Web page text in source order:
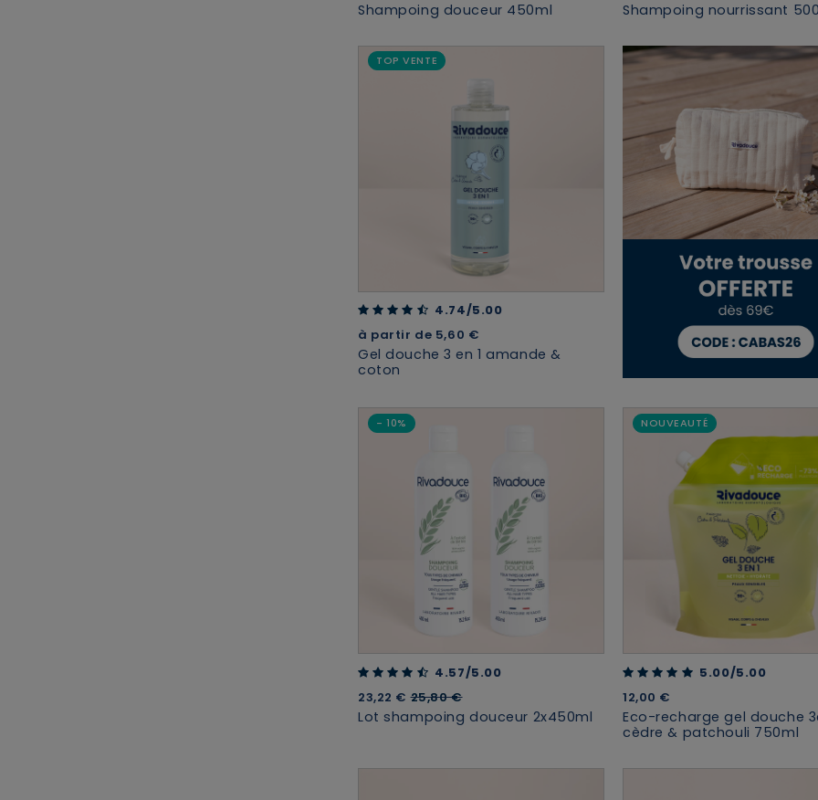
Shampoing douceur 450ml Shampoing nourrissant
TOP VENTE
4.74 out of 5 Customer Rating
4.74/5.00
à partir de 5,60 €
Gel douche 3 en 1 amande &
coton
- 10%
4.57 out of 5 Customer Rating
4.57/5.00
23,22 €Price reduced from
25,80 €to
Lot shampoing douceur 2x450ml
NOUVEAUTÉ
5.00 out of 5 Customer Rating
5.00/5.00
12,00 €
Eco-recharge gel douche
cèdre & patchouli 750ml